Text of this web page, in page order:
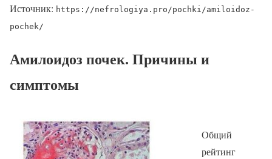
Источник: https://nefrologiya.pro/pochki/amiloidoz-
pochek/
Амилоидоз почек. Причины и
симптомы
Общий
рейтинг